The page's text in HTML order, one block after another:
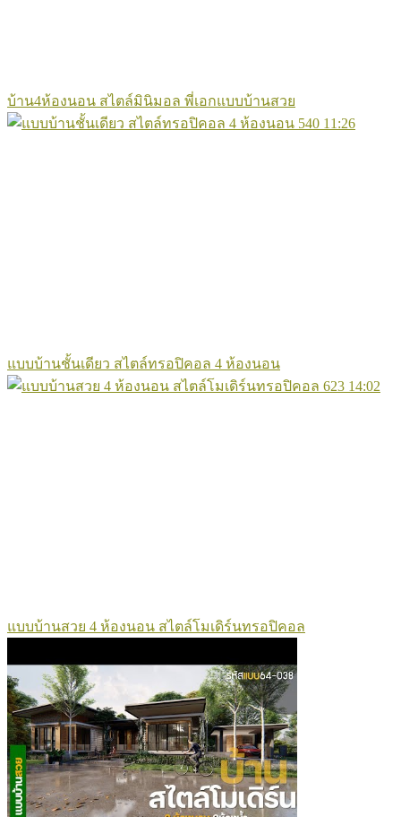
บ้าน4ห้องนอน สไตล์มินิมอล พี่เอกแบบบ้านสวย
540 11:26
แบบบ้านชั้นเดียว สไตล์ทรอปิคอล 4 ห้องนอน
623 14:02
แบบบ้านสวย 4 ห้องนอน สไตล์โมเดิร์นทรอปิคอล